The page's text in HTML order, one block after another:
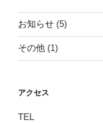
お知らせ (5)
その他 (1)
アクセス
TEL